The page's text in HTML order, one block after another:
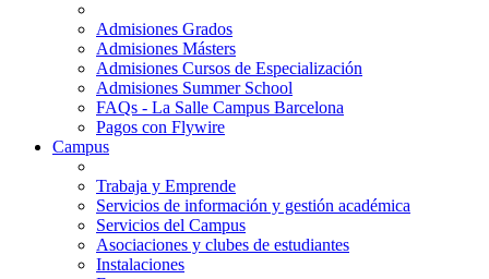
Admisiones Grados
Admisiones Másters
Admisiones Cursos de Especialización
Admisiones Summer School
FAQs - La Salle Campus Barcelona
Pagos con Flywire
Campus
Trabaja y Emprende
Servicios de información y gestión académica
Servicios del Campus
Asociaciones y clubes de estudiantes
Instalaciones